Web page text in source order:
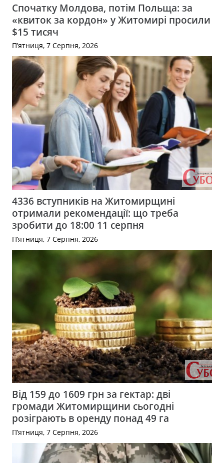
Спочатку Молдова, потім Польща: за
«квиток за кордон» у Житомирі просили
$15 тисяч
П’ятниця, 7 Серпня, 2026
4336 вступників на Житомирщині
отримали рекомендації: що треба
зробити до 18:00 11 серпня
П’ятниця, 7 Серпня, 2026
Від 159 до 1609 грн за гектар: дві
громади Житомирщини сьогодні
розіграють в оренду понад 49 га
П’ятниця, 7 Серпня, 2026